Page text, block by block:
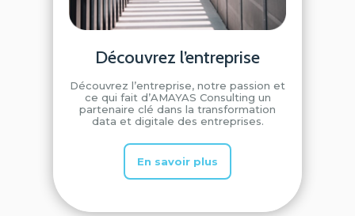
Découvrez l’entreprise
Découvrez l’entreprise, notre passion et
ce qui fait d’AMAYAS Consulting un
partenaire clé dans la transformation
data et digitale des entreprises.
En savoir plus